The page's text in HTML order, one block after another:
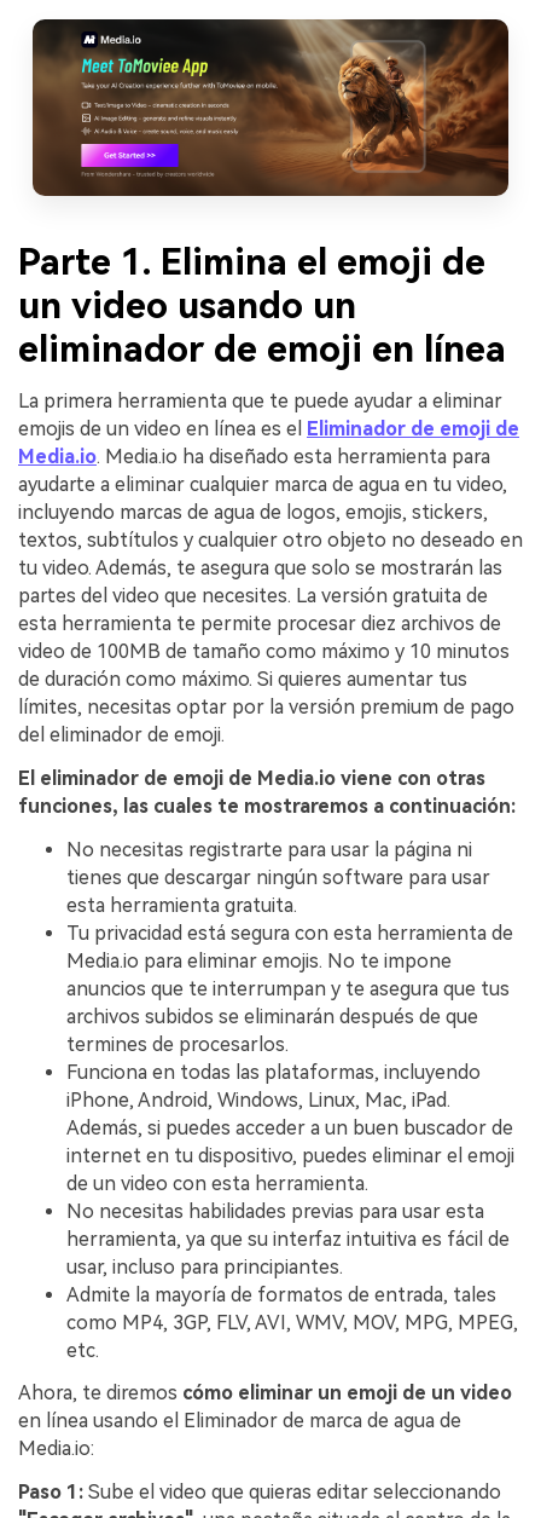
Parte 1. Elimina el emoji de
un video usando un
eliminador de emoji en línea
La primera herramienta que te puede ayudar a eliminar
emojis de un video en línea es el Eliminador de emoji de
Media.io. Media.io ha diseñado esta herramienta para
ayudarte a eliminar cualquier marca de agua en tu video,
incluyendo marcas de agua de logos, emojis, stickers,
textos, subtítulos y cualquier otro objeto no deseado en
tu video. Además, te asegura que solo se mostrarán las
partes del video que necesites. La versión gratuita de
esta herramienta te permite procesar diez archivos de
video de 100MB de tamaño como máximo y 10 minutos
de duración como máximo. Si quieres aumentar tus
límites, necesitas optar por la versión premium de pago
del eliminador de emoji.
El eliminador de emoji de Media.io viene con otras
funciones, las cuales te mostraremos a continuación:
No necesitas registrarte para usar la página ni
tienes que descargar ningún software para usar
esta herramienta gratuita.
Tu privacidad está segura con esta herramienta de
Media.io para eliminar emojis. No te impone
anuncios que te interrumpan y te asegura que tus
archivos subidos se eliminarán después de que
termines de procesarlos.
Funciona en todas las plataformas, incluyendo
iPhone, Android, Windows, Linux, Mac, iPad.
Además, si puedes acceder a un buen buscador de
internet en tu dispositivo, puedes eliminar el emoji
de un video con esta herramienta.
No necesitas habilidades previas para usar esta
herramienta, ya que su interfaz intuitiva es fácil de
usar, incluso para principiantes.
Admite la mayoría de formatos de entrada, tales
como MP4, 3GP, FLV, AVI, WMV, MOV, MPG, MPEG,
etc.
Ahora, te diremos cómo eliminar un emoji de un video
en línea usando el Eliminador de marca de agua de
Media.io:
Paso 1: Sube el video que quieras editar seleccionando